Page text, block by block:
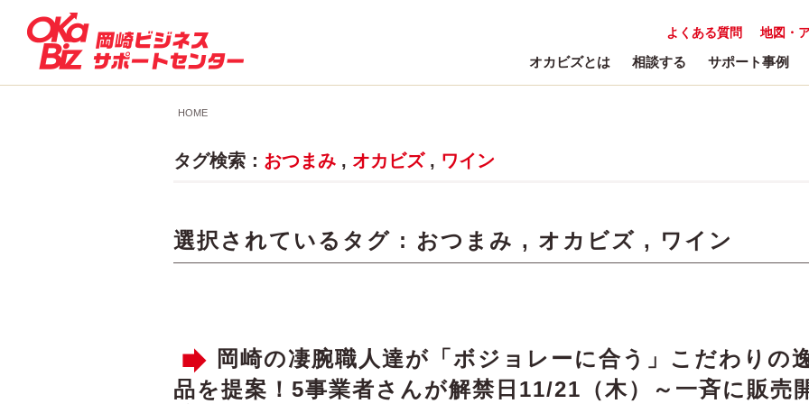
地図・
よくある質問
オカビズとは 相談する サポート事例
HOME
タグ検索： おつまみ , オカビズ, ワイン
選択されているタグ : おつまみ , オカビズ , ワイン
岡崎の凄腕職人達が「ボジョレーに合う」こだわりの
品を提案！5事業者さんが解禁日11/21（木）～一斉に販売